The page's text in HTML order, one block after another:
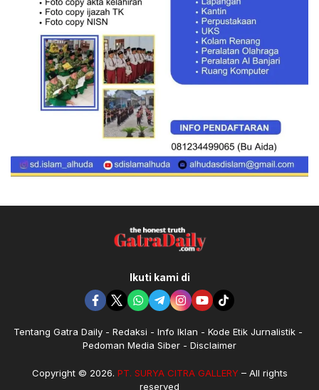
Ikuti kami di
Tentang Gatra Daily Redaksi Info Iklan
Kode Etik Jurnalistik
Pedoman Media Siber
Disclaimer
Copyright © 2026. PT. SURYA CITRA GALLERY– All rights
reserved